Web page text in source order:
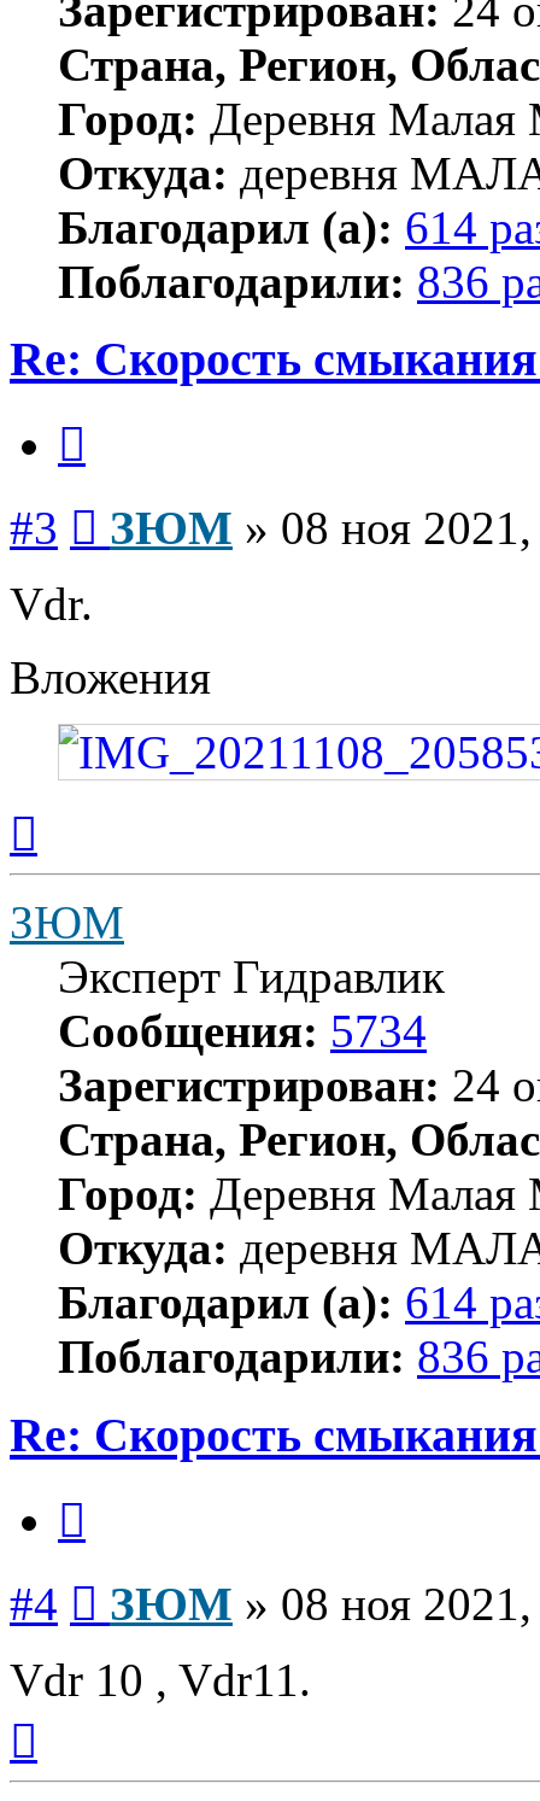
Страна, Регион,
Город: Деревня Малая
Откуда: деревня
Благодарил (а): 614
Поблагодарили: 836
Re: Скорость
#3 ЗЮМ » 08 ноя
Vdr.
Вложения
началу
ЗЮМ
Эксперт Гидравлик
Сообщения: 5734
Зарегистрирован: 24
Страна, Регион,
Город: Деревня Малая
Откуда: деревня
Благодарил (а): 614
Поблагодарили: 836
Re: Скорость
#4 ЗЮМ » 08 ноя
Vdr 10 , Vdr11.
началу